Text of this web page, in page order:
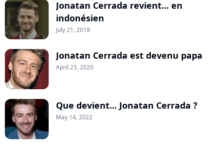
Jonatan Cerrada revient... en
indonésien
July 21, 2018
Jonatan Cerrada est devenu papa
April 23, 2020
Que devient... Jonatan Cerrada ?
May 14, 2022